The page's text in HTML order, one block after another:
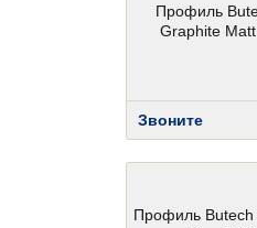
Профиль
Graphite
Звоните
Профиль Butech